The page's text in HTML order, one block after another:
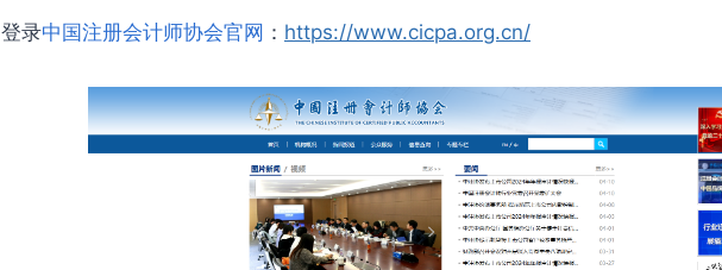
登录中国注册会计师协会官网 ： https://www.cicpa.org.cn/